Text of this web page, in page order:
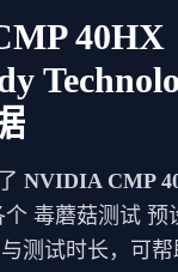
40HX
NVIDIA CMP
个 毒蘑菇测试 预
测试时长，可